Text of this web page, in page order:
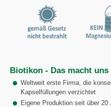
Biotikon - Das macht uns
Weltweit erste Firma, die
Kapselfüllungen verzichtet
Eigene Produktion seit über 20